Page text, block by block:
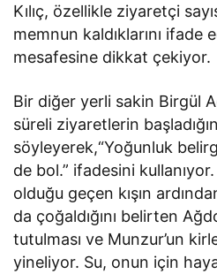
Kılıç, özellikle ziyaretçi
memnun kaldıklarını ifade
mesafesine dikkat çekiyor.
Bir diğer yerli sakin Birgül
süreli ziyaretlerin
söyleyerek,“Yoğunluk
de bol.” ifadesini kullanıyor.
olduğu geçen kışın
da çoğaldığını belirten
tutulması ve Munzur’un
yineliyor. Su, onun için